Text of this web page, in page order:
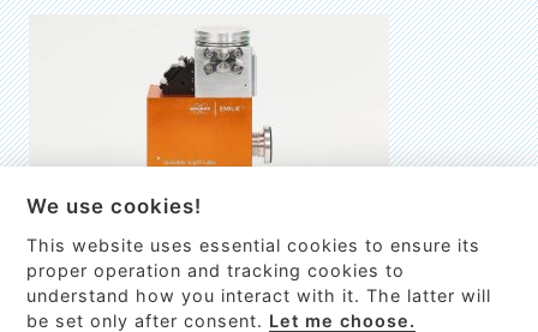
EMILIE
První nano-elektro-mechanický (NEMS) FTIR analyzátor
We use cookies!
This website uses essential cookies to ensure its
proper operation and tracking cookies to
understand how you interact with it. The latter will
be set only after consent. Let me choose.